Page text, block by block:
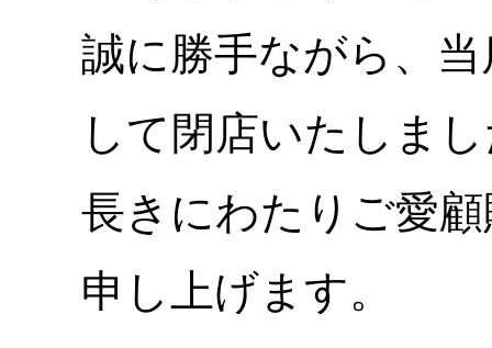
誠に勝手ながら、
して閉店いたしま
長きにわたりご愛
申し上げます。